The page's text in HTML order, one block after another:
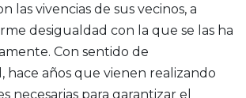
las vivencias de sus vecinos, a
desigualdad con la que se las ha
Con sentido de
hace años que vienen realizando
necesarias para garantizar el